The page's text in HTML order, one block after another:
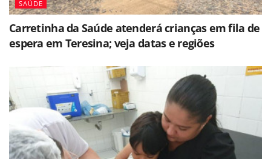
SAÚDE
Carretinha da Saúde atenderá crianças em fila de
espera em Teresina; veja datas e regiões